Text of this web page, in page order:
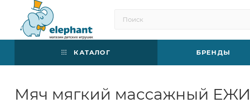
КАТАЛОГ БРЕНДЫ
Мяч мягкий массажный